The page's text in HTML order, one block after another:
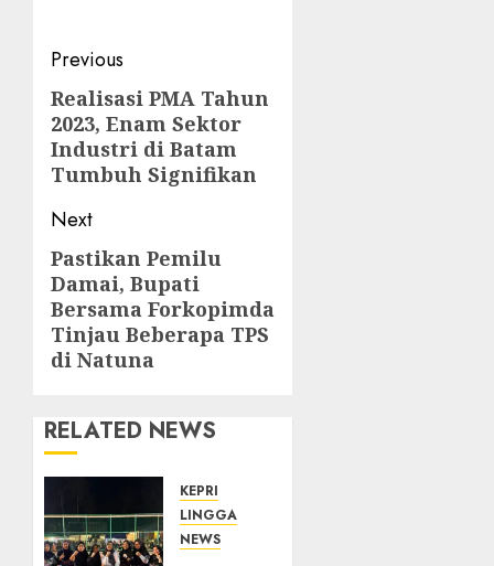
Post
navigation
Previous
Previous
post:
Realisasi PMA Tahun
2023, Enam Sektor
Industri di Batam
Tumbuh Signifikan
Next
Next
post:
Pastikan Pemilu
Damai, Bupati
Bersama Forkopimda
Tinjau Beberapa TPS
di Natuna
RELATED NEWS
KEPRI
LINGGA
NEWS